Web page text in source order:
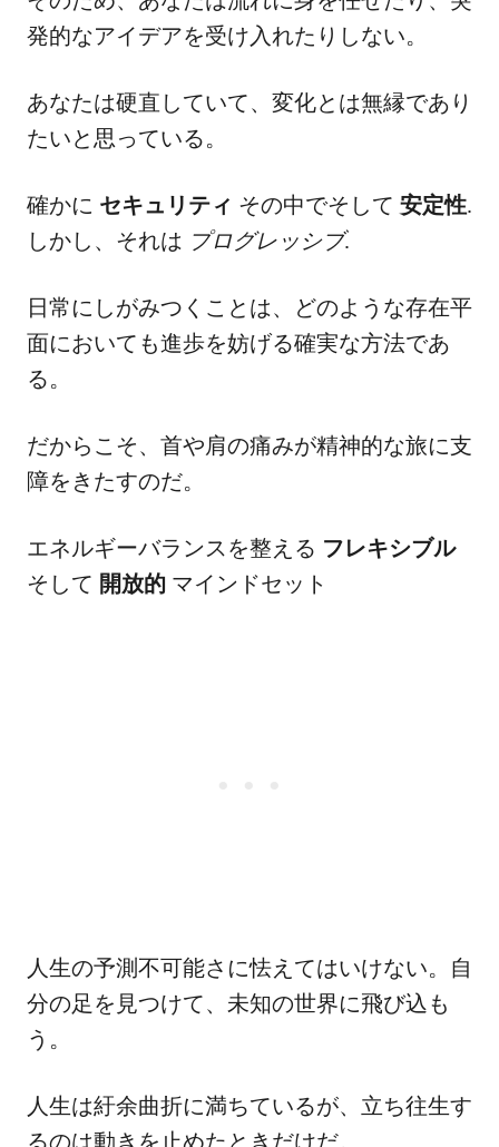
発的なアイデアを受け入れたりしない。
あなたは硬直していて、変化とは無縁であり
たいと思っている。
確かに セキュリティ その中でそして 安定性.
しかし、それは プログレッシブ.
日常にしがみつくことは、どのような存在平
面においても進歩を妨げる確実な方法であ
る。
だからこそ、首や肩の痛みが精神的な旅に支
障をきたすのだ。
エネルギーバランスを整える フレキシブル
そして 開放的 マインドセット
人生の予測不可能さに怯えてはいけない。自
分の足を見つけて、未知の世界に飛び込も
う。
人生は紆余曲折に満ちているが、立ち往生す
るのは動きを止めたときだけだ。